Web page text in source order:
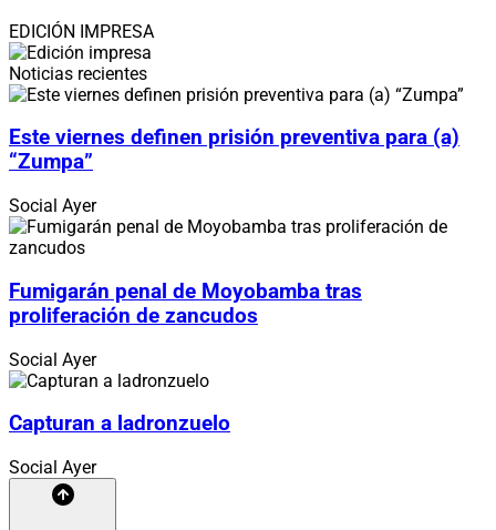
EDICIÓN IMPRESA
Noticias recientes
Este viernes definen prisión preventiva para (a)
“Zumpa”
Social Ayer
Fumigarán penal de Moyobamba tras
proliferación de zancudos
Social Ayer
Capturan a ladronzuelo
Social Ayer